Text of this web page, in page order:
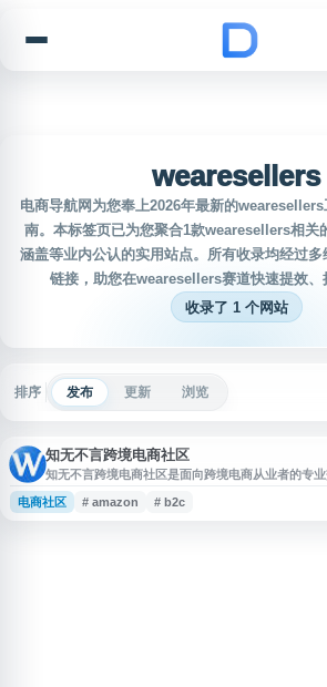
wearesellers
电商导航网为您奉上2026年最新的
南。本标签页已为您聚合1款wearesellers相关
涵盖等业内公认的实用站点。所有收录均经过
链接，助您在wearesellers赛道快速提效、
收录了 1 个网站
排序 发布 更新 浏览
知无不言跨境电商社区
知无不言跨境电商社区是面向跨境电商从业者的专
盖亚马逊、沃尔玛、Wayfair、Shein、Wish、
Google、TikTok、AI 等领域，聚焦销售运营、内容
电商社区 # amazon # b2c